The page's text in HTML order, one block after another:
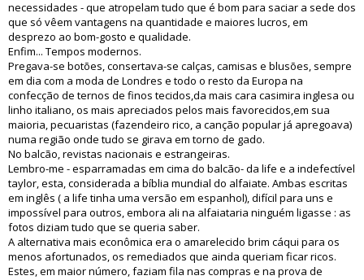
necessidades - que atropelam tudo que é bom para saciar a sede dos
que só vêem vantagens na quantidade e maiores lucros, em
desprezo ao bom-gosto e qualidade.
Enfim... Tempos modernos.
Pregava-se botões, consertava-se calças, camisas e blusões, sempre
em dia com a moda de Londres e todo o resto da Europa na
confecção de ternos de finos tecidos,da mais cara casimira inglesa ou
linho italiano, os mais apreciados pelos mais favorecidos,em sua
maioria, pecuaristas (fazendeiro rico, a canção popular já apregoava)
numa região onde tudo se girava em torno de gado.
No balcão, revistas nacionais e estrangeiras.
Lembro-me - esparramadas em cima do balcão- da life e a indefectível
taylor, esta, considerada a bíblia mundial do alfaiate. Ambas escritas
em inglês ( a life tinha uma versão em espanhol), difícil para uns e
impossível para outros, embora ali na alfaiataria ninguém ligasse : as
fotos diziam tudo que se queria saber.
A alternativa mais econômica era o amarelecido brim cáqui para os
menos afortunados, os remediados que ainda queriam ficar ricos.
Estes, em maior número, faziam fila nas compras e na prova de